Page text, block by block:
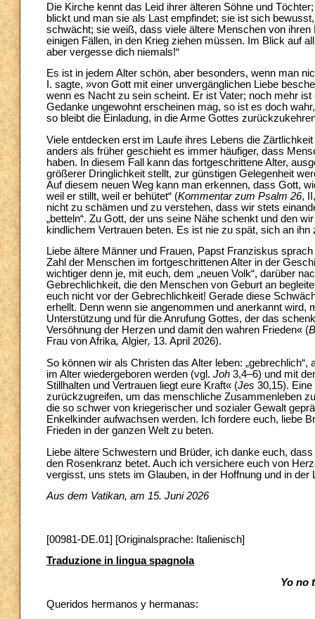
Die Kirche kennt das Leid ihrer älteren Söhne und
blickt und man sie als Last empfindet; sie ist sich
schwächt; sie weiß, dass viele ältere Menschen von
einigen Fällen, in den Krieg ziehen müssen. Im Blick auf
aber vergesse dich niemals!“
Es ist in jedem Alter schön, aber besonders, wenn man
I. sagte, »von Gott mit einer unvergänglichen Liebe
wenn es Nacht zu sein scheint. Er ist Vater; noch mehr ist
Gedanke ungewohnt erscheinen mag, so ist es doch
so bleibt die Einladung, in die Arme Gottes
Viele entdecken erst im Laufe ihres Lebens die
anders als früher geschieht es immer häufiger, dass
haben. In diesem Fall kann das fortgeschrittene Alter,
größerer Dringlichkeit stellt, zur günstigen Gelegenheit
Auf diesem neuen Weg kann man erkennen, dass Gott,
weil er stillt, weil er behütet“ (Kommentar zum Psalm 26,
nicht zu schämen und zu verstehen, dass wir stets
„betteln“. Zu Gott, der uns seine Nähe schenkt und den
kindlichem Vertrauen beten. Es ist nie zu spät, sich an
Liebe ältere Männer und Frauen, Papst Franziskus
Zahl der Menschen im fortgeschrittenen Alter in der
wichtiger denn je, mit euch, dem „neuen Volk“, darüber
Gebrechlichkeit, die den Menschen von Geburt an
euch nicht vor der Gebrechlichkeit! Gerade diese
erhellt. Denn wenn sie angenommen und anerkannt
Unterstützung und für die Anrufung Gottes, der das
Versöhnung der Herzen und damit den wahren Frieden« (
Frau von Afrika, Algier, 13. April 2026).
So können wir als Christen das Alter leben:
im Alter wiedergeboren werden (vgl. Joh 3,4–6) und mit
Stillhalten und Vertrauen liegt eure Kraft« (Jes 30,15).
zurückzugreifen, um das menschliche Zusammenleben
die so schwer von kriegerischer und sozialer Gewalt
Enkelkinder aufwachsen werden. Ich fordere euch, liebe
Frieden in der ganzen Welt zu beten.
Liebe ältere Schwestern und Brüder, ich danke euch,
den Rosenkranz betet. Auch ich versichere euch von
vergisst, uns stets im Glauben, in der Hoffnung und in der
Aus dem Vatikan, am 15. Juni 2026
[00981-DE.01] [Originalsprache: Italienisch]
Traduzione in lingua spagnola
Yo no
Queridos hermanos y hermanas: